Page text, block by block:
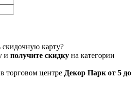
скидочную карту?
и получите скидку на категории
торговом центре Декор Парк от 5 до